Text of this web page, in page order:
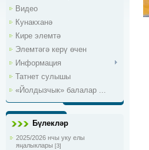
Видео
Кунакханә
Кире элемтә
Элемтәгә керү өчен
Информация
Татнет сулышы
«Йолдызчык» балалар ...
Бүлекләр
2025/2026 нчы уку елы
яңалыклары [3]